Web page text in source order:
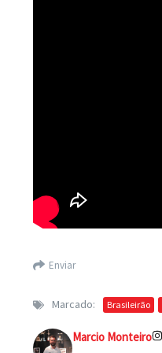
Enviar
Marcado: Brasileirão
Marcio Monteiro